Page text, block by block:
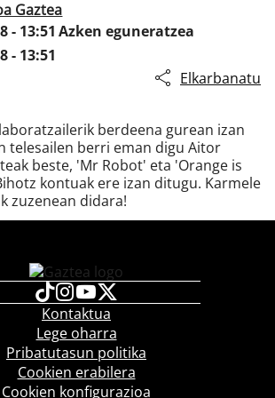
Gaztea
- 13:51 Azken eguneratzea
- 13:51
Elkarbanatu
berdeena gurean izan
telesailen berri eman digu Aitor
beste, 'Mr Robot' eta 'Orange is
kontuak ere izan ditugu. Karmele
zuzenean didara!
Kontaktua
Lege oharra
Pribatutasun politika
Cookien erabilera
Cookien konfigurazioa